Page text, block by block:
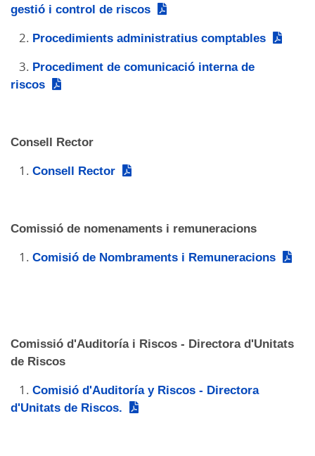
gestió i control de riscos
2. Procedimients administratius comptables
3. Procediment de comunicació interna de
riscos
Consell Rector
1. Consell Rector
Comissió de nomenaments i remuneracions
1. Comisió de Nombraments i Remuneracions
Comissió d'Auditoría i Riscos - Directora d'Unitats
de Riscos
1. Comisió d'Auditoría y Riscos - Directora
d'Unitats de Riscos.